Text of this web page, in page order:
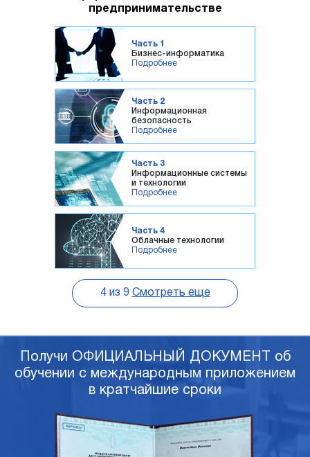
предпринимательстве
Часть 1
Бизнес-информатика
Подробнее
Часть 2
Информационная
безопасность
Подробнее
Часть 3
Информационные системы
и технологии
Подробнее
Часть 4
Облачные технологии
Подробнее
4из 9 Смотреть еще
Получи ОФИЦИАЛЬНЫЙ ДОКУМЕНТ об
обучении с международным приложением
в кратчайшие сроки